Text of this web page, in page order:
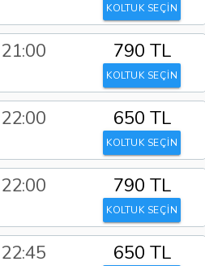
KOLTUK SEÇİN
21:00 790 TL
KOLTUK SEÇİN
22:00 650 TL
KOLTUK SEÇİN
22:00 790 TL
KOLTUK SEÇİN
22:45 650 TL